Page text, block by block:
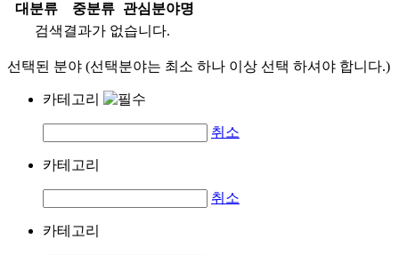
대분류
중분류
관심분야명
검색결과가 없습니다.
선택된 분야 (선택분야는 최소 하나 이상 선택 하셔야 합니다.)
카테고리
취소
카테고리
취소
카테고리